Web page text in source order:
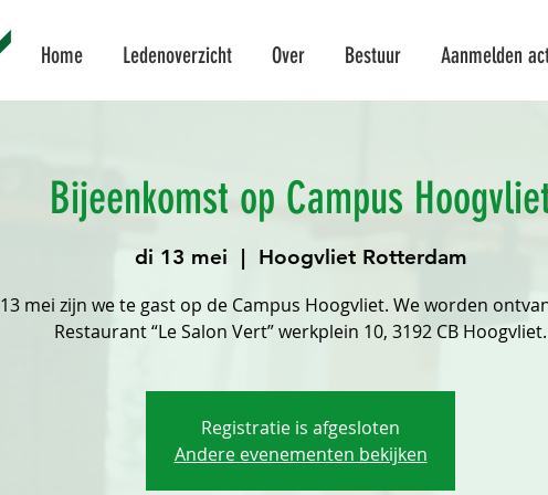
Home Ledenoverzicht Over Bestuur Aanmelden
Bijeenkomst op Campus
di 13 mei
  |
Hoogvliet Rotterdam
13 mei zijn we te gast op de Campus Hoogvliet. We worden
Restaurant “Le Salon Vert” werkplein 10, 3192 CB Hoogvliet.
Registratie is afgesloten
Andere evenementen bekijken